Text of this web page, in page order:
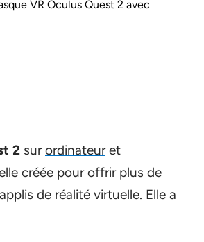
VR Oculus Quest 2 avec
2 surordinateuret
créée pour offrir plus de
de réalité virtuelle. Elle a